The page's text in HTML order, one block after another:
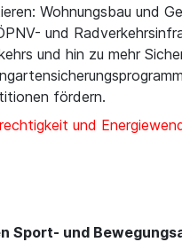
Wohnungsbau und
und
und hin zu mehr
fördern.
und
Sport- und